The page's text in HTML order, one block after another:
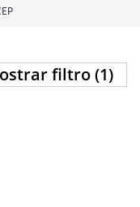
filtro (1)